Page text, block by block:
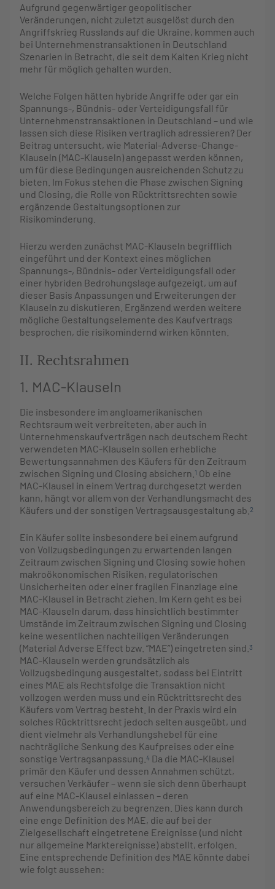
Aufgrund gegenwärtiger geopolitischer
Veränderungen, nicht zuletzt ausgelöst durch den
Angriffskrieg Russlands auf die Ukraine, kommen auch
bei Unternehmenstransaktionen in Deutschland
Szenarien in Betracht, die seit dem Kalten Krieg nicht
mehr für möglich gehalten wurden.
Welche Folgen hätten hybride Angriffe oder gar ein
Spannungs-, Bündnis- oder Verteidigungsfall für
Unternehmenstransaktionen in Deutschland – und wie
lassen sich diese Risiken vertraglich adressieren? Der
Beitrag untersucht, wie Material-Adverse-Change-
Klauseln (MAC-Klauseln) angepasst werden können,
um für diese Bedingungen ausreichenden Schutz zu
bieten. Im Fokus stehen die Phase zwischen Signing
und Closing, die Rolle von Rücktrittsrechten sowie
ergänzende Gestaltungsoptionen zur
Risikominderung.
Hierzu werden zunächst MAC-Klauseln begrifflich
eingeführt und der Kontext eines möglichen
Spannungs-, Bündnis- oder Verteidigungsfall oder
einer hybriden Bedrohungslage aufgezeigt, um auf
dieser Basis Anpassungen und Erweiterungen der
Klauseln zu diskutieren. Ergänzend werden weitere
mögliche Gestaltungselemente des Kaufvertrags
besprochen, die risikomindernd wirken könnten.
II. Rechtsrahmen
1. MAC-Klauseln
Die insbesondere im angloamerikanischen
Rechtsraum weit verbreiteten, aber auch in
Unternehmenskaufverträgen nach deutschem Recht
verwendeten MAC-Klauseln sollen erhebliche
Bewertungsannahmen des Käufers für den Zeitraum
zwischen Signing und Closing absichern. 1 Ob eine
MAC-Klausel in einem Vertrag durchgesetzt werden
kann, hängt vor allem von der Verhandlungsmacht des
Käufers und der sonstigen Vertragsausgestaltung ab. 2
Ein Käufer sollte insbesondere bei einem aufgrund
von Vollzugsbedingungen zu erwartenden langen
Zeitraum zwischen Signing und Closing sowie hohen
makroökonomischen Risiken, regulatorischen
Unsicherheiten oder einer fragilen Finanzlage eine
MAC-Klausel in Betracht ziehen. Im Kern geht es bei
MAC-Klauseln darum, dass hinsichtlich bestimmter
Umstände im Zeitraum zwischen Signing und Closing
keine wesentlichen nachteiligen Veränderungen
(Material Adverse Effect bzw. “MAE”) eingetreten sind. 3
MAC-Klauseln werden grundsätzlich als
Vollzugsbedingung ausgestaltet, sodass bei Eintritt
eines MAE als Rechtsfolge die Transaktion nicht
vollzogen werden muss und ein Rücktrittsrecht des
Käufers vom Vertrag besteht. In der Praxis wird ein
solches Rücktrittsrecht jedoch selten ausgeübt, und
dient vielmehr als Verhandlungshebel für eine
nachträgliche Senkung des Kaufpreises oder eine
sonstige Vertragsanpassung. 4 Da die MAC-Klausel
primär den Käufer und dessen Annahmen schützt,
versuchen Verkäufer – wenn sie sich denn überhaupt
auf eine MAC-Klausel einlassen – deren
Anwendungsbereich zu begrenzen. Dies kann durch
eine enge Definition des MAE, die auf bei der
Zielgesellschaft eingetretene Ereignisse (und nicht
nur allgemeine Marktereignisse) abstellt, erfolgen.
Eine entsprechende Definition des MAE könnte dabei
wie folgt aussehen: